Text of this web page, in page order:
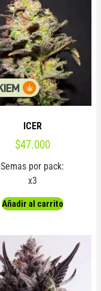
ICER
$47.000
Semas por pack:
x3
Añadir al carrito